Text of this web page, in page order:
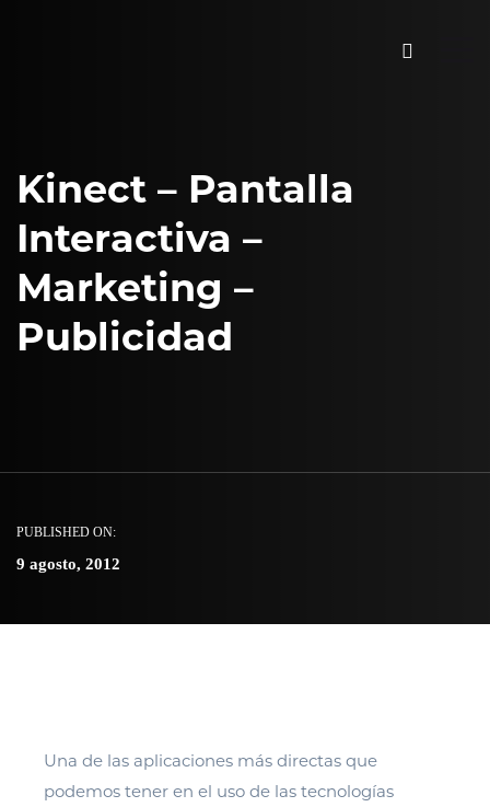
Kinect – Pantalla
Interactiva –
Marketing –
Publicidad
PUBLISHED ON:
9 agosto, 2012
Una de las aplicaciones más directas que
podemos tener en el uso de las tecnologías